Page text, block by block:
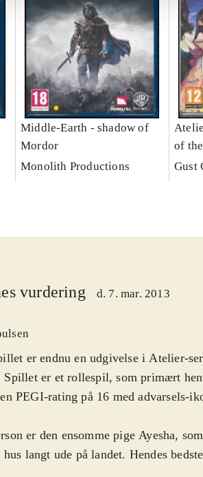
Middle-Earth - shadow of
Mordor
Monolith Productions
of
Gust
vurdering d. 7. mar. 2013
er endnu en udgivelse i Atelier-
Spillet er et rollespil, som primært
PEGI-rating på 16 med advarsels-
er den ensomme pige Ayesha,
langt ude på landet. Hendes